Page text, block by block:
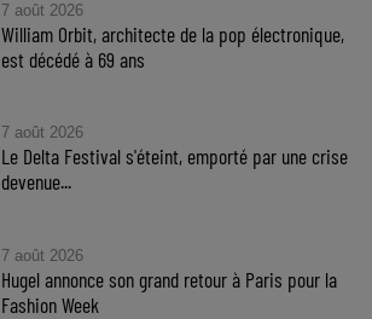
7 août 2026
William Orbit, architecte de la pop électronique,
est décédé à 69 ans
7 août 2026
Le Delta Festival s'éteint, emporté par une crise
devenue...
7 août 2026
Hugel annonce son grand retour à Paris pour la
Fashion Week